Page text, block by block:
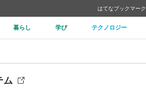
はてなブックマーク
暮らし 学び テクノロジー
ム